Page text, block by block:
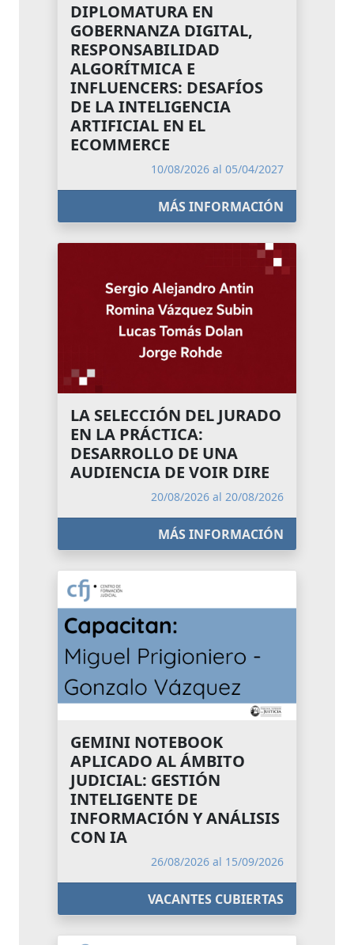
DIPLOMATURA EN
GOBERNANZA DIGITAL,
RESPONSABILIDAD
ALGORÍTMICA E
INFLUENCERS: DESAFÍOS
DE LA INTELIGENCIA
ARTIFICIAL EN EL
ECOMMERCE
10/08/2026 al 05/04/2027
MÁS INFORMACIÓN
LA SELECCIÓN DEL JURADO
EN LA PRÁCTICA:
DESARROLLO DE UNA
AUDIENCIA DE VOIR DIRE
20/08/2026 al 20/08/2026
MÁS INFORMACIÓN
GEMINI NOTEBOOK
APLICADO AL ÁMBITO
JUDICIAL: GESTIÓN
INTELIGENTE DE
INFORMACIÓN Y ANÁLISIS
CON IA
26/08/2026 al 15/09/2026
VACANTES CUBIERTAS